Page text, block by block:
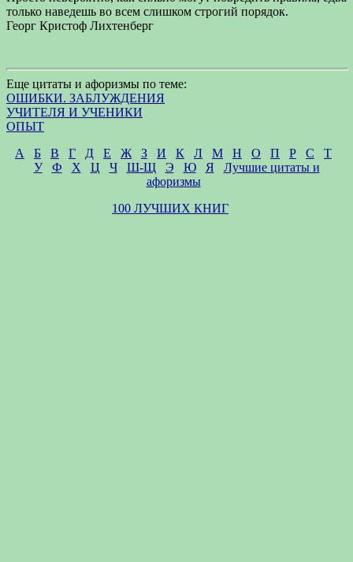
только наведешь во всем слишком строгий порядок.
Георг Кристоф Лихтенберг
Еще цитаты и афоризмы по теме:
ОШИБКИ. ЗАБЛУЖДЕНИЯ
УЧИТЕЛЯ И УЧЕНИКИ
ОПЫТ
А
Б В Г Д Е Ж З И К Л М Н О П Р С
Т
У
Ф Х Ц Ч Ш-Щ Э Ю Я
Лучшие цитаты и
афоризмы
100 ЛУЧШИХ КНИГ